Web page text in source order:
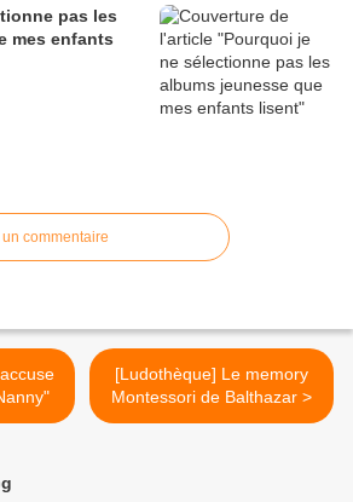
pas les
mes enfants
commentaire
[Ludothèque] Le memory
Montessori de Balthazar >